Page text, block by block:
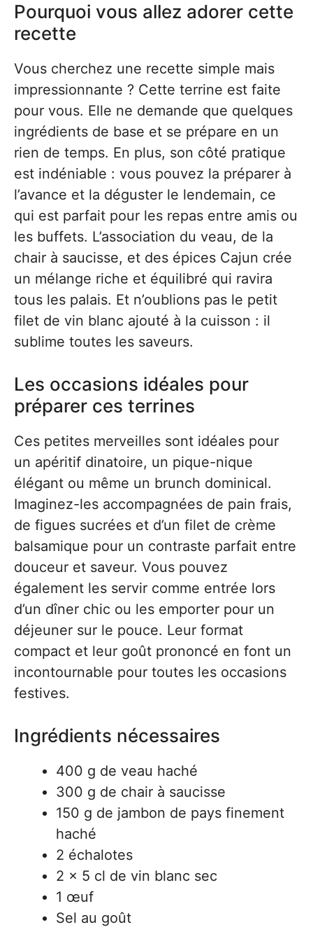
Pourquoi vous allez adorer cette
recette
Vous cherchez une recette simple mais
impressionnante ? Cette terrine est faite
pour vous. Elle ne demande que quelques
ingrédients de base et se prépare en un
rien de temps. En plus, son côté pratique
est indéniable : vous pouvez la préparer à
l’avance et la déguster le lendemain, ce
qui est parfait pour les repas entre amis ou
les buffets. L’association du veau, de la
chair à saucisse, et des épices Cajun crée
un mélange riche et équilibré qui ravira
tous les palais. Et n’oublions pas le petit
filet de vin blanc ajouté à la cuisson : il
sublime toutes les saveurs.
Les occasions idéales pour
préparer ces terrines
Ces petites merveilles sont idéales pour
un apéritif dinatoire, un pique-nique
élégant ou même un brunch dominical.
Imaginez-les accompagnées de pain frais,
de figues sucrées et d’un filet de crème
balsamique pour un contraste parfait entre
douceur et saveur. Vous pouvez
également les servir comme entrée lors
d’un dîner chic ou les emporter pour un
déjeuner sur le pouce. Leur format
compact et leur goût prononcé en font un
incontournable pour toutes les occasions
festives.
Ingrédients nécessaires
400 g de veau haché
300 g de chair à saucisse
150 g de jambon de pays finement
haché
2 échalotes
2 x 5 cl de vin blanc sec
1 œuf
Sel au goût